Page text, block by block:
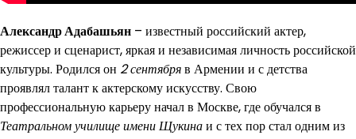
Александр Адабашьян – известный российский актер,
режиссер и сценарист, яркая и независимая личность российской
культуры. Родился он 2 сентябряв Армении и с детства
проявлял талант к актерскому искусству. Свою
профессиональную карьеру начал в Москве, где обучался в
Театральном училище имени Щукинаи с тех пор стал одним из